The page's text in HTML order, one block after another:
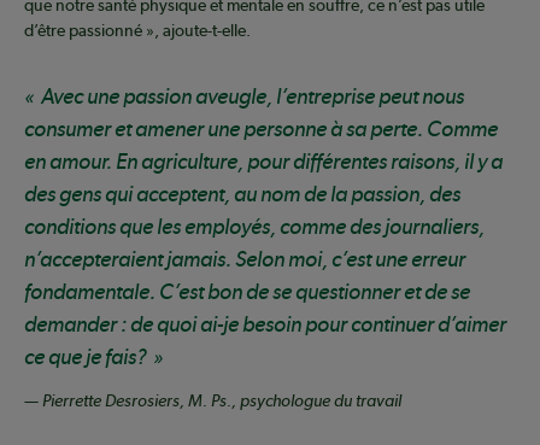
que notre santé physique et mentale en souffre, ce n’est pas utile
d’être passionné », ajoute-t-elle.
Avec une passion aveugle, l’entreprise peut nous
consumer et amener une personne à sa perte. Comme
en amour. En agriculture, pour différentes raisons, il y a
des gens qui acceptent, au nom de la passion, des
conditions que les employés, comme des journaliers,
n’accepteraient jamais. Selon moi, c’est une erreur
fondamentale. C’est bon de se questionner et de se
demander : de quoi ai-je besoin pour continuer d’aimer
ce que je fais?
— Pierrette Desrosiers, M. Ps., psychologue du travail